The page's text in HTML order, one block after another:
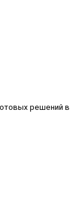
решений в